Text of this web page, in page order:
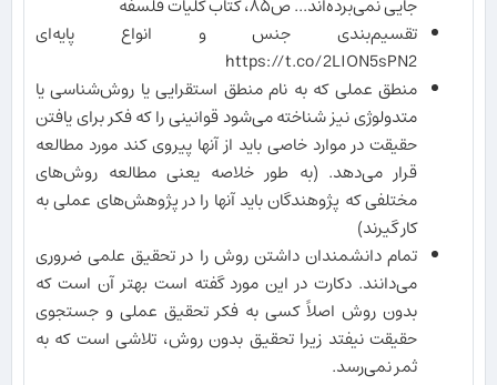
جایی نمی‌برده‌اند... ص٨۵، کتاب کلیات فلسفه
تقسیم‌بندی جنس و انواع پایه‌ای
https://t.co/2LION5sPN2
منطق عملی که به نام منطق استقرایی یا روش‌شناسی یا
متدولوژی نیز شناخته می‌شود قوانینی را که فکر برای یافتن
حقیقت در موارد خاصی باید از آنها پیروی کند مورد مطالعه
قرار می‌دهد. (به طور خلاصه یعنی مطالعه روش‌های
مختلفی که پژوهندگان باید آنها را در پژوهش‌های عملی به
کار گیرند)
تمام دانشمندان داشتن روش را در تحقیق علمی ضروری
می‌دانند. دکارت در این مورد گفته است بهتر آن است که
بدون روش اصلاً کسی به فکر تحقیق عملی و جستجوی
حقیقت نیفتد زیرا تحقیق بدون روش، تلاشی است که به
ثمر نمی‌رسد.